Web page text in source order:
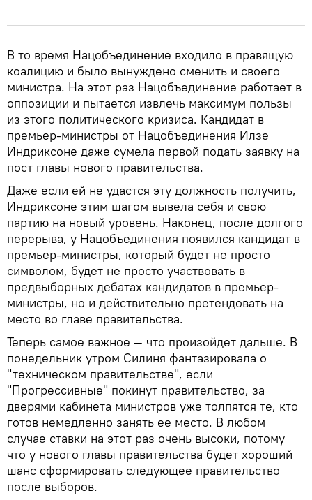
В то время Нацобъединение входило в правящую
коалицию и было вынуждено сменить и своего
министра. На этот раз Нацобъединение работает в
оппозиции и пытается извлечь максимум пользы
из этого политического кризиса. Кандидат в
премьер-министры от Нацобъединения Илзе
Индриксоне даже сумела первой подать заявку на
пост главы нового правительства.
Даже если ей не удастся эту должность получить,
Индриксоне этим шагом вывела себя и свою
партию на новый уровень. Наконец, после долгого
перерыва, у Нацобъединения появился кандидат в
премьер-министры, который будет не просто
символом, будет не просто участвовать в
предвыборных дебатах кандидатов в премьер-
министры, но и действительно претендовать на
место во главе правительства.
Теперь самое важное — что произойдет дальше. В
понедельник утром Силиня фантазировала о
"техническом правительстве", если
"Прогрессивные" покинут правительство, за
дверями кабинета министров уже толпятся те, кто
готов немедленно занять ее место. В любом
случае ставки на этот раз очень высоки, потому
что у нового главы правительства будет хороший
шанс сформировать следующее правительство
после выборов.